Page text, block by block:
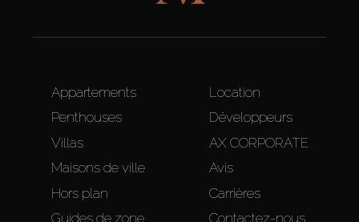
Appartements
Penthouses
Villas
Maisons de ville
Hors plan
Guides de zone
Location
Développeurs
AX CORPORATE
Avis
Carrières
Contactez-nous